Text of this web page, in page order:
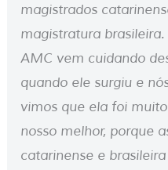
magistrados
magistratura
AMC vem cuidando
quando ele surgiu e
vimos que ela foi
nosso melhor, porque
catarinense e